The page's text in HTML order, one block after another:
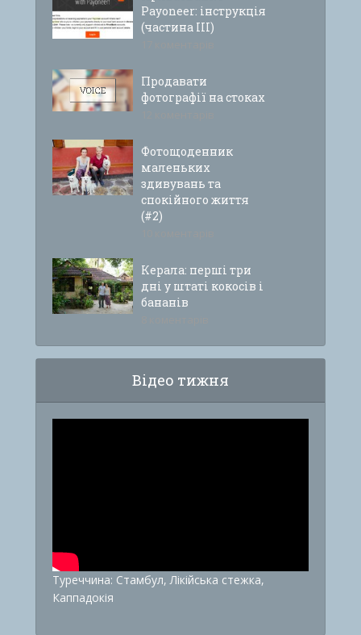
Payoneer: інструкція
(частина ІІІ)
Продавати
фотографії на стоках
Фотощоденник
маленьких
здивувань та
спокійного життя
(#2)
Керала: перші три
дні у штаті кокосів і
бананів
Відео тижня
Туреччина: Стамбул, Лікійська стежка,
Каппадокія